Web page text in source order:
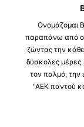
Ονομάζομαι
παραπάνω από
ζώντας την κάθε
δύσκολες
τον παλμό, την
"ΑΕΚ παντού